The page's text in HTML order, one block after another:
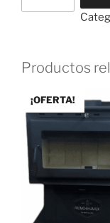
VACIADO,
templado,
Detalles
cromados
ENVIO
GRATIS
cantidad
Productos
¡OFERTA!